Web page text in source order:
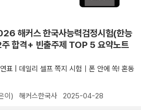
해커스 한국사능력검정시험(한능
합격+ 빈출주제 TOP 5 요약노트
표 | 데일리 셀프 쪽지 시험｜폰 안에 쏙! 혼동
이) 해커스한국사 2025-04-28